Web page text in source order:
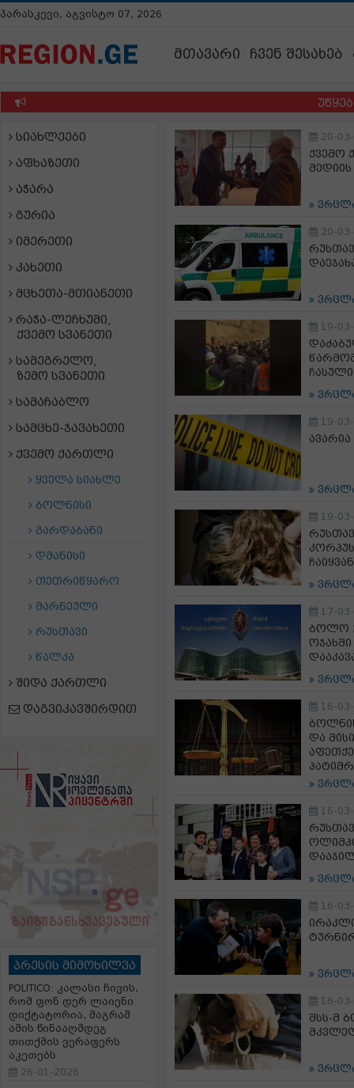
პარასკევი, აგვისტო 07, 2026
მთავარი ჩვენ შესახებ
უწყება
სიახლეები
აფხაზეთი
აჭარა
გურია
იმერეთი
კახეთი
მცხეთა-მთიანეთი
რაჭა-ლეჩხუმი,
ქვემო სვანეთი
სამეგრელო,
ზემო სვანეთი
სამაჩაბლო
სამცხე-ჯავახეთი
ქვემო ქართლი
ყველა სიახლე
ბოლნისი
გარდაბანი
დმანისი
თეთრიწყარო
მარნეული
რუსთავი
წალკა
შიდა ქართლი
დაგვიკავშირდით
პრესის მიმოხილვა
POLITICO: კალასი ჩივის,
რომ ფონ დერ ლაიენი
დიქტატორია, მაგრამ
ამის წინააღმდეგ
თითქმის ვერაფერს
აკეთებს
26-01-2026
20-
ქვემო
20-
19-
19-
19-
17-
ბოლო
16-
და
16-
16-
16-
შსს-მ